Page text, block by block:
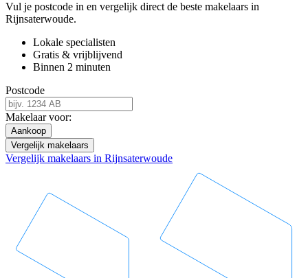
Vul je postcode in en vergelijk direct de beste makelaars in
Rijnsaterwoude.
Lokale specialisten
Gratis & vrijblijvend
Binnen 2 minuten
Postcode
Makelaar voor:
Aankoop
Vergelijk makelaars
Vergelijk makelaars in Rijnsaterwoude